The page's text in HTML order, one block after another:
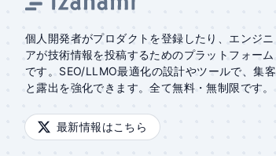
個人開発者がプロダクトを登録したり、エンジニ
アが技術情報を投稿するためのプラットフォーム
です。SEO/LLMO最適化の設計やツールで、集客
と露出を強化できます。全て無料・無制限です。
最新情報はこちら